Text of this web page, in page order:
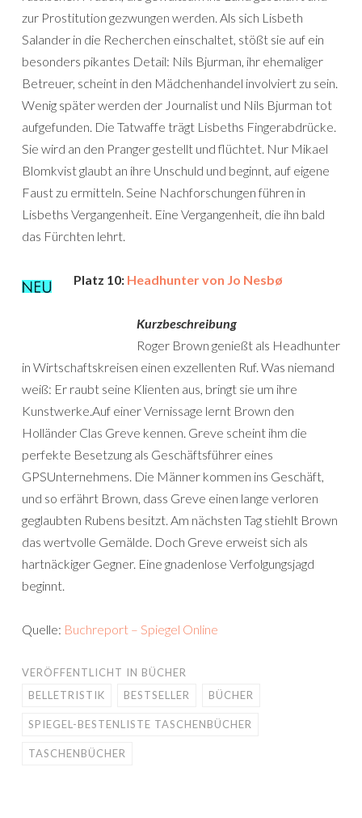
zur Prostitution gezwungen werden. Als sich Lisbeth
Salander in die Recherchen einschaltet, stößt sie auf ein
besonders pikantes Detail: Nils Bjurman, ihr ehemaliger
Betreuer, scheint in den Mädchenhandel involviert zu sein.
Wenig später werden der Journalist und Nils Bjurman tot
aufgefunden. Die Tatwaffe trägt Lisbeths Fingerabdrücke.
Sie wird an den Pranger gestellt und flüchtet. Nur Mikael
Blomkvist glaubt an ihre Unschuld und beginnt, auf eigene
Faust zu ermitteln. Seine Nachforschungen führen in
Lisbeths Vergangenheit. Eine Vergangenheit, die ihn bald
das Fürchten lehrt.
Platz 10: Headhunter von Jo Nesbø
Kurzbeschreibung
Roger Brown genießt als Headhunter
in Wirtschaftskreisen einen exzellenten Ruf. Was niemand
weiß: Er raubt seine Klienten aus, bringt sie um ihre
Kunstwerke.Auf einer Vernissage lernt Brown den
Holländer Clas Greve kennen. Greve scheint ihm die
perfekte Besetzung als Geschäftsführer eines
GPSUnternehmens. Die Männer kommen ins Geschäft,
und so erfährt Brown, dass Greve einen lange verloren
geglaubten Rubens besitzt. Am nächsten Tag stiehlt Brown
das wertvolle Gemälde. Doch Greve erweist sich als
hartnäckiger Gegner. Eine gnadenlose Verfolgungsjagd
beginnt.
Quelle: Buchreport – Spiegel Online
VERÖFFENTLICHT IN BÜCHER
BELLETRISTIK
BESTSELLER BÜCHER
SPIEGEL-BESTENLISTE TASCHENBÜCHER
TASCHENBÜCHER